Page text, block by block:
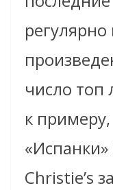
число топ
к
Christie’s